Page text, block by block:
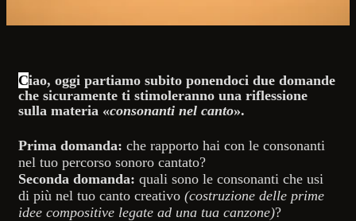
Ciao, oggi partiamo subito ponendoci due domande
che sicuramente ti stimoleranno una riflessione
sulla materia «consonanti nel canto».
Prima domanda: che rapporto hai con le consonanti
nel tuo percorso sonoro cantato?
Seconda domanda: quali sono le consonanti che usi
di più nel tuo canto creativo (costruzione delle prime
idee compositive legate ad una tua canzone)?